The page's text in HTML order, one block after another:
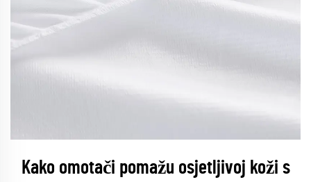
Kako omotači pomažu osjetljivoj koži s